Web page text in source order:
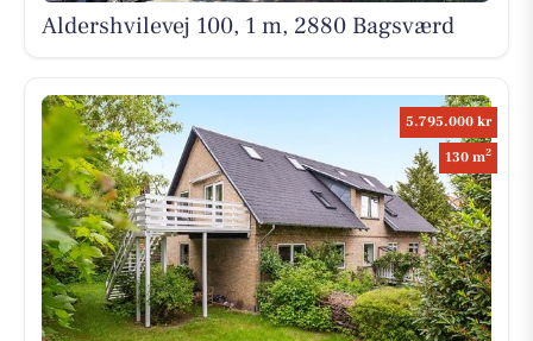
Aldershvilevej 100, 1 m, 2880 Bagsværd
5.795.000 kr
130 m2